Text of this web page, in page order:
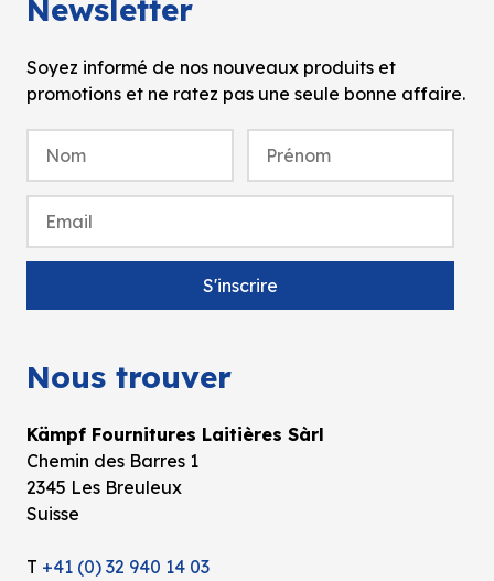
Newsletter
Soyez informé de nos nouveaux produits et
promotions et ne ratez pas une seule bonne affaire.
Nous trouver
Kämpf Fournitures Laitières Sàrl
Chemin des Barres 1
2345 Les Breuleux
Suisse
T +41 (0) 32 940 14 03